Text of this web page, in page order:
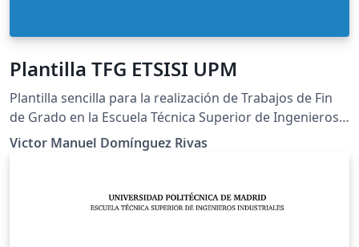
Plantilla TFG ETSISI UPM
Plantilla sencilla para la realización de Trabajos de Fin
de Grado en la Escuela Técnica Superior de Ingenieros
de Sistemas Informáticos (Universidad Politécnica de
una memoria desde 0.
Victor Manuel Domínguez Rivas